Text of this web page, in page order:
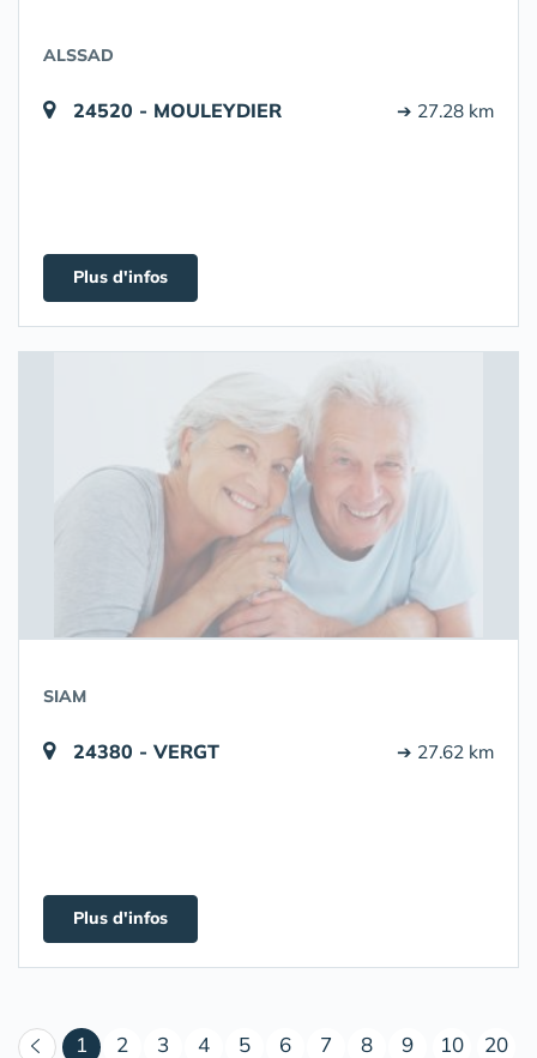
ALSSAD
24520 - MOULEYDIER ➔ 27.28 km
Plus d'infos
SIAM
24380 - VERGT ➔ 27.62 km
Plus d'infos
1 (courant)
2 3 4 5 6 7 8 9 10 20